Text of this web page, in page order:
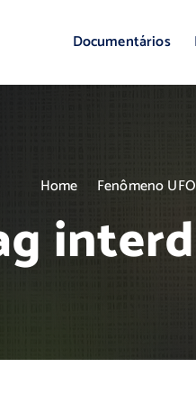
Documentários
Home Fenômeno